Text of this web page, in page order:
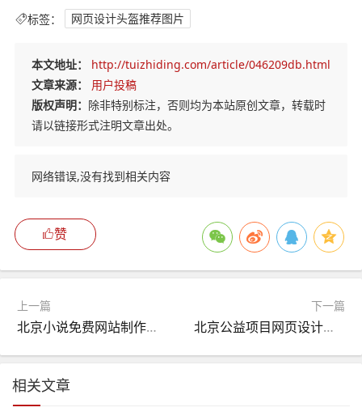
标签： 网页设计头盔推荐图片
本文地址：
http://tuizhiding.com/article/046209db.html
文章来源：
用户投稿
版权声明： 除非特别标注，否则均为本站原创文章，转载时
请以链接形式注明文章出处。
网络错误,没有找到相关内容
赞
上一篇
北京小说免费网站制作（免费创建小说网站）
下一篇
北京公益项目网页设计模板（公益项目网页设计模板怎么写）
相关文章